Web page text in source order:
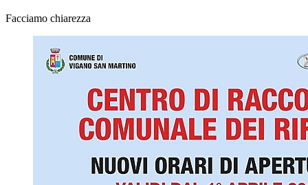
Facciamo chiarezza